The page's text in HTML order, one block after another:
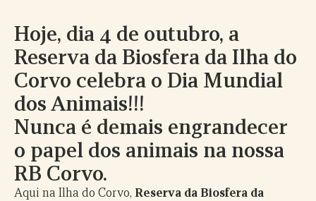
Hoje, dia 4 de outubro, a
Reserva da Biosfera da Ilha do
Corvo celebra o Dia Mundial
dos Animais!!!
Nunca é demais engrandecer
o papel dos animais na nossa
RB Corvo.
Aqui na Ilha do Corvo, Reserva da Biosfera da